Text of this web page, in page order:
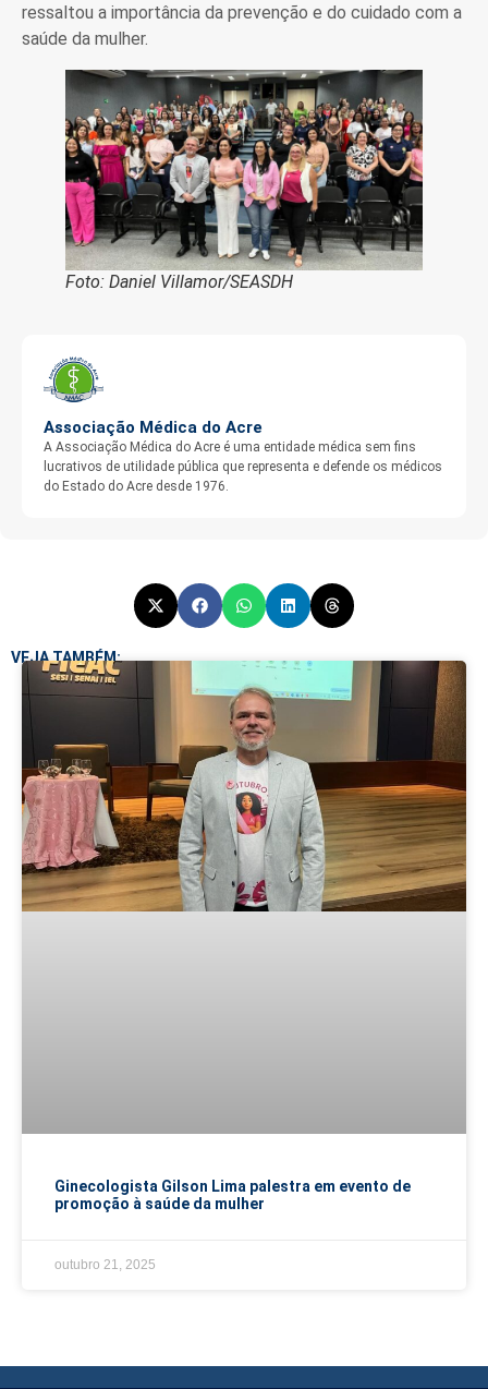
ressaltou a importância da prevenção e do cuidado com a
saúde da mulher.
Foto: Daniel Villamor/SEASDH
Associação Médica do Acre
A Associação Médica do Acre é uma entidade médica sem fins
lucrativos de utilidade pública que representa e defende os médicos
do Estado do Acre desde 1976.
VEJA TAMBÉM:
Ginecologista Gilson Lima palestra em evento de
promoção à saúde da mulher
outubro 21, 2025